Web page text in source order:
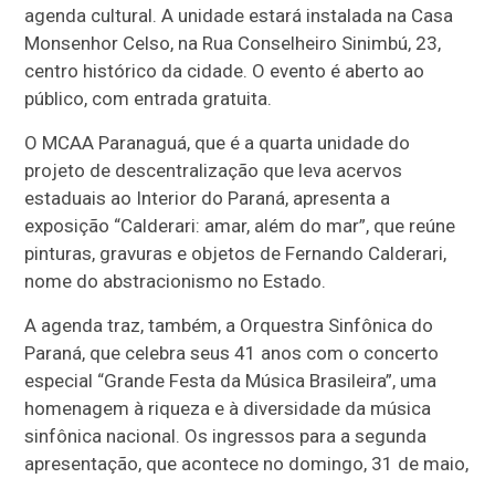
agenda cultural. A unidade estará instalada na Casa
Monsenhor Celso, na Rua Conselheiro Sinimbú, 23,
centro histórico da cidade. O evento é aberto ao
público, com entrada gratuita.
O MCAA Paranaguá, que é a quarta unidade do
projeto de descentralização que leva acervos
estaduais ao Interior do Paraná, apresenta a
exposição “Calderari: amar, além do mar”, que reúne
pinturas, gravuras e objetos de Fernando Calderari,
nome do abstracionismo no Estado.
A agenda traz, também, a Orquestra Sinfônica do
Paraná, que celebra seus 41 anos com o concerto
especial “Grande Festa da Música Brasileira”, uma
homenagem à riqueza e à diversidade da música
sinfônica nacional. Os ingressos para a segunda
apresentação, que acontece no domingo, 31 de maio,